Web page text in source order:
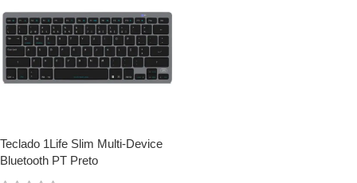
Teclado 1Life Slim Multi-Device
Bluetooth PT Preto